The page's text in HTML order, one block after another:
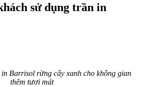
sử dụng trần in
Barrisol rừng cây xanh cho không gian
thêm tươi mát